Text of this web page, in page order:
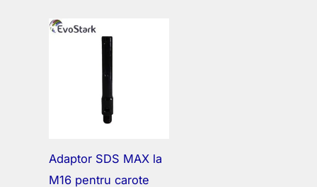
Adaptor SDS MAX la
M16 pentru carote